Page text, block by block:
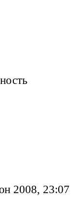
2008, 23:07